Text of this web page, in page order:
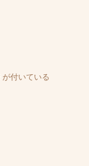
が付いている